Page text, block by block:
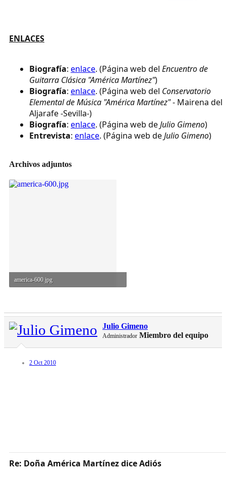
ENLACES
Biografía: enlace. (Página web del Encuentro de
Guitarra Clásica "América Martínez")
Biografía: enlace. (Página web del Conservatorio
Elemental de Música "América Martínez"- Mairena del
Aljarafe -Sevilla-)
Biografía: enlace. (Página web deJulio Gimeno)
Entrevista: enlace. (Página web deJulio Gimeno)
Archivos adjuntos
america-600.jpg
Julio Gimeno
Administrador Miembro del equipo
2 Oct 2010
Re: Doña América Martínez dice Adiós